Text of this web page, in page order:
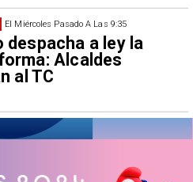
El Miércoles Pasado A Las 9:35
despacha a ley la
Alcaldes
al TC